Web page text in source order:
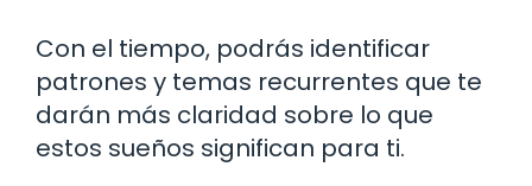
Con el tiempo, podrás identificar
patrones y temas recurrentes que te
darán más claridad sobre lo que
estos sueños significan para ti.